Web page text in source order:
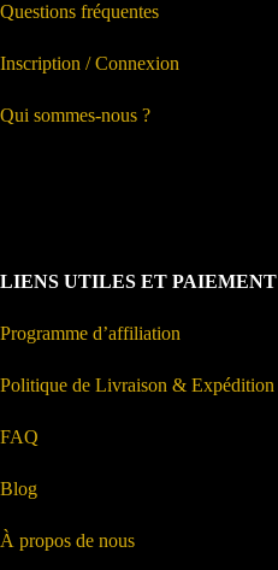
Questions fréquentes
Inscription / Connexion
Qui sommes-nous ?
LIENS UTILES ET PAIEMENT
Programme d’affiliation
Politique de Livraison & Expédition
FAQ
Blog
À propos de nous